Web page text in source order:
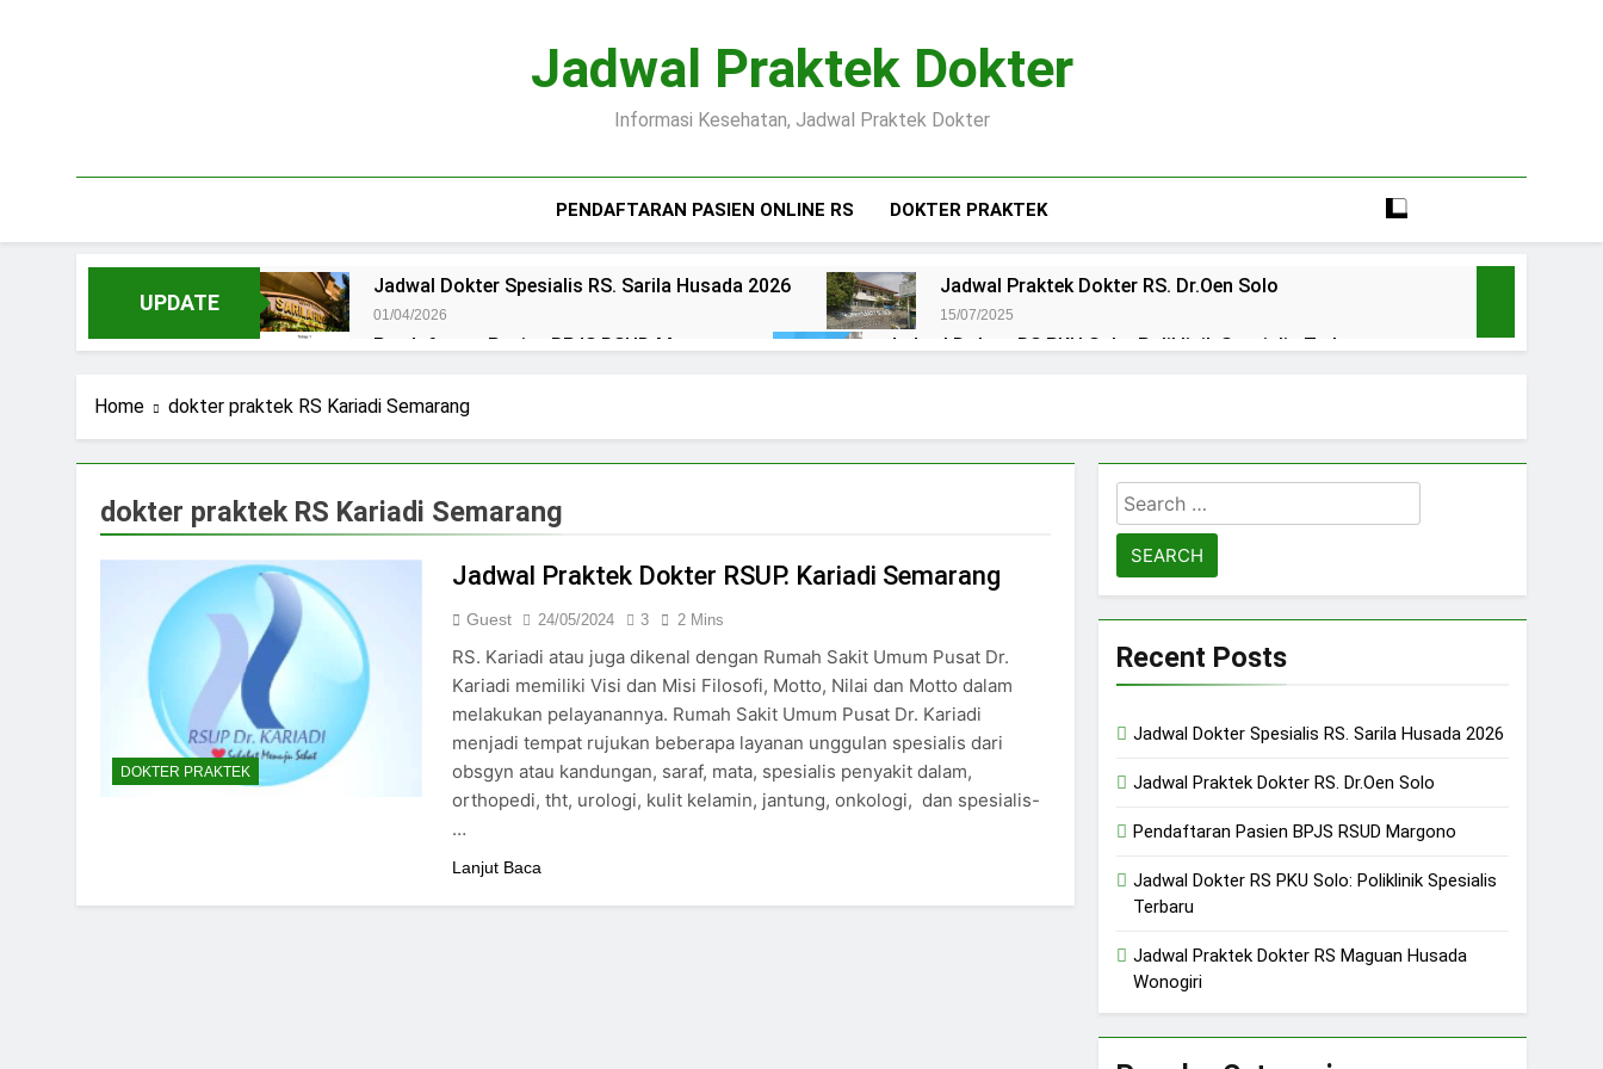
Jadwal Praktek Dokter
Informasi Kesehatan, Jadwal Praktek Dokter
PENDAFTARAN PASIEN ONLINE RS DOKTER PRAKTEK
UPDATE
Jadwal Dokter Spesialis RS. Sarila Husada 2026
01/04/2026
Jadwal Praktek Dokter RS. Dr.Oen Solo
15/07/2025
Pendaftaran Pasien BPJS RSUD Margono Jadwal Dokter RS PKU Solo: Poliklinik Spesialis Terbaru
Jadwal Praktek Dokter RS Maguan Husada Wonogiri
Jadwal Dokter RS. Puri Asih Salatiga 2025 Jadwal Dokter RS Mulia Hati Wonogiri
Pendaftaran Pasien BPJS RSUD Bung Karno Pendaftaran Pasien BPJS RSUD Banyumas
Home dokter praktek RS Kariadi Semarang
dokter praktek RS Kariadi Semarang
DOKTER PRAKTEK
Jadwal Praktek Dokter RSUP. Kariadi Semarang
Guest 24/05/2024 3 2 Mins
RS. Kariadi atau juga dikenal dengan Rumah Sakit Umum Pusat Dr.
Kariadi memiliki Visi dan Misi Filosofi, Motto, Nilai dan Motto dalam
melakukan pelayanannya. Rumah Sakit Umum Pusat Dr. Kariadi
menjadi tempat rujukan beberapa layanan unggulan spesialis dari
obsgyn atau kandungan, saraf, mata, spesialis penyakit dalam,
orthopedi, tht, urologi, kulit kelamin, jantung, onkologi, dan spesialis-
…
Lanjut Baca
Search
for:
Recent Posts
Jadwal Dokter Spesialis RS. Sarila Husada 2026
Jadwal Praktek Dokter RS. Dr.Oen Solo
Pendaftaran Pasien BPJS RSUD Margono
Jadwal Dokter RS PKU Solo: Poliklinik Spesialis
Terbaru
Jadwal Praktek Dokter RS Maguan Husada
Wonogiri